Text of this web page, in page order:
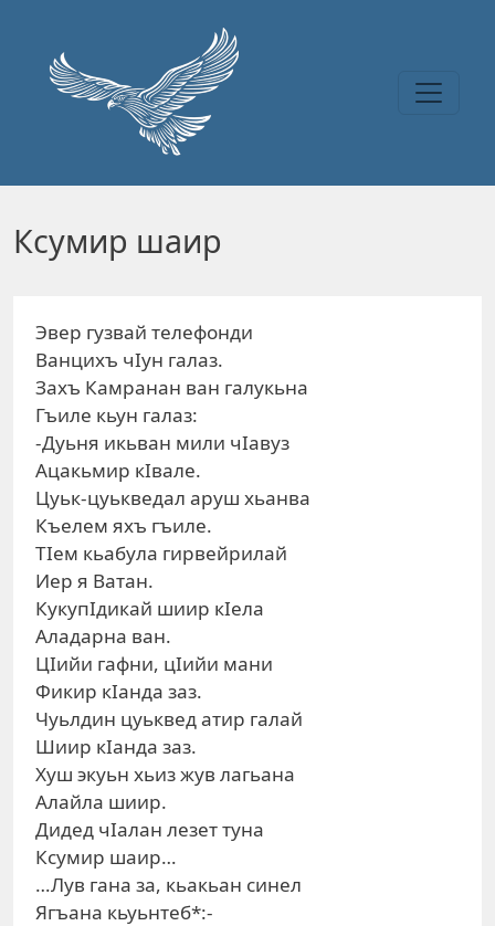
Ксумир шаир
Эвер гузвай телефонди
Ванцихъ чIун галаз.
Захъ Камранан ван галукьна
Гъиле кьун галаз:
-Дуьня икьван мили чIавуз
Ацакьмир кIвале.
Цуьк-цуькведал аруш хьанва
Къелем яхъ гъиле.
ТIем кьабула гирвейрилай
Иер я Ватан.
КукупIдикай шиир кIела
Аладарна ван.
ЦIийи гафни, цIийи мани
Фикир кIанда заз.
Чуьлдин цуьквед атир галай
Шиир кIанда заз.
Хуш экуьн хьиз жув лагьана
Алайла шиир.
Дидед чIалан лезет туна
Ксумир шаир…
…Лув гана за, кьакьан синел
Ягъана кьуьнтеб*:-